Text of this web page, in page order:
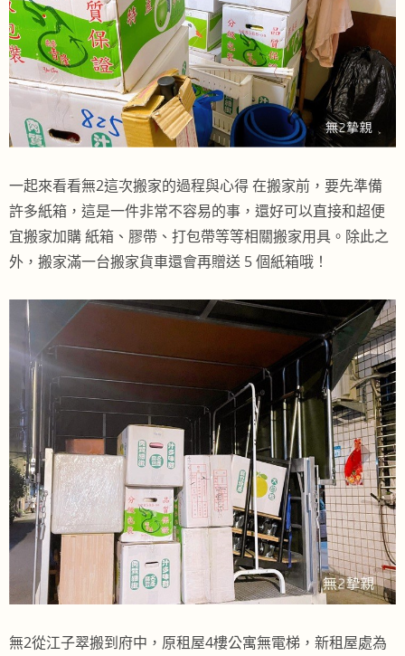
一起來看看無2這次搬家的過程與心得 在搬家前，要先準備
許多紙箱，這是一件非常不容易的事，還好可以直接和超便
宜搬家加購 紙箱、膠帶、打包帶等等相關搬家用具。除此之
外，搬家滿一台搬家貨車還會再贈送 5 個紙箱哦！
無2從江子翠搬到府中，原租屋4樓公寓無電梯，新租屋處為